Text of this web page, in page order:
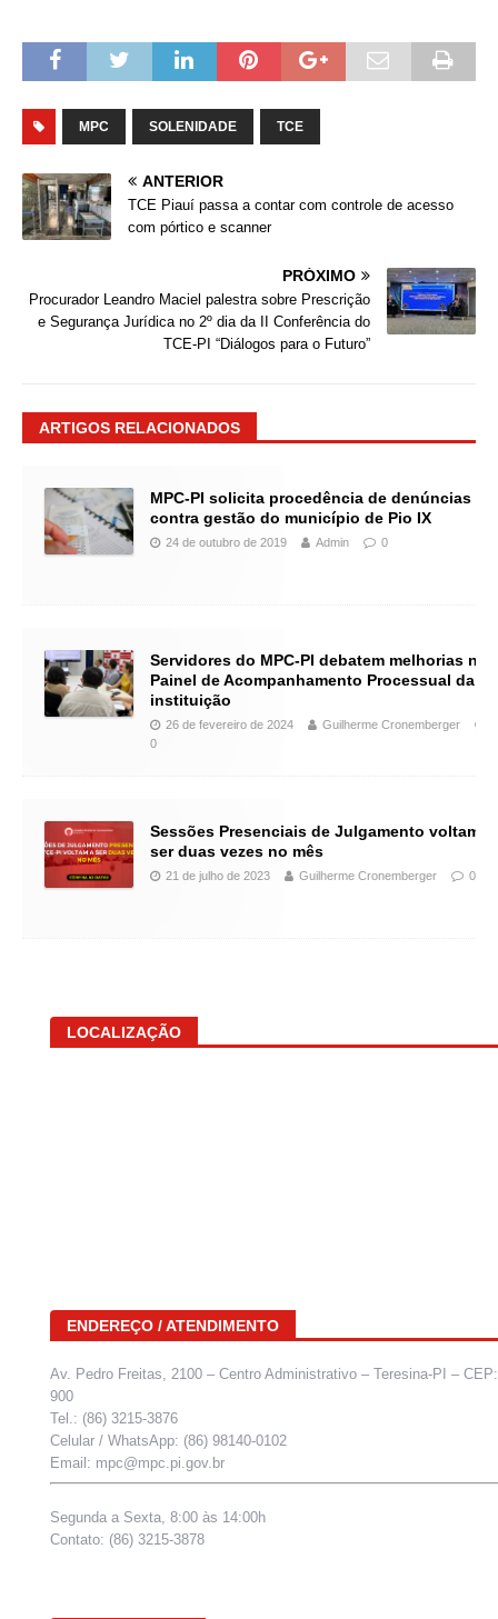
MPC SOLENIDADE TCE
ANTERIOR
TCE Piauí passa a contar com controle de acesso
com pórtico e scanner
PRÓXIMO
Procurador Leandro Maciel palestra sobre Prescrição
e Segurança Jurídica no 2º dia da II Conferência do
TCE-PI “Diálogos para o Futuro”
ARTIGOS RELACIONADOS
MPC-PI solicita procedência de denúncias
contra gestão do município de Pio IX
24 de outubro de 2019 Admin 0
Servidores do MPC-PI debatem melhorias no
Painel de Acompanhamento Processual da
instituição
26 de fevereiro de 2024
Guilherme Cronemberger
0
Sessões Presenciais de Julgamento voltam a
ser duas vezes no mês
21 de julho de 2023 Guilherme Cronemberger 0
LOCALIZAÇÃO
ENDEREÇO / ATENDIMENTO
Av. Pedro Freitas, 2100 – Centro Administrativo – Teresina-PI –
900
Tel.: (86) 3215-3876
Celular / WhatsApp: (86) 98140-0102
Email: mpc@mpc.pi.gov.br
Segunda a Sexta, 8:00 às 14:00h
Contato: (86) 3215-3878